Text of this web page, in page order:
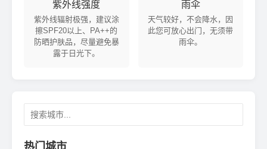
紫外线强度
紫外线辐射极强，建议涂
擦SPF20以上、PA++的
防晒护肤品，尽量避免暴
露于日光下。
雨伞
天气较好，不会降水，因
此您可放心出门，无须带
雨伞。
热门城市